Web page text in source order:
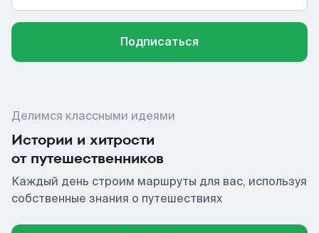
Подписаться
Делимся классными идеями
Истории и хитрости
от путешественников
Каждый день строим маршруты для вас, используя
собственные знания о путешествиях